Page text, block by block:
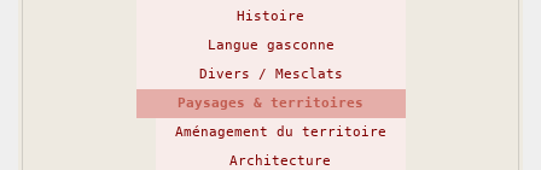
Histoire
Langue gasconne
Divers / Mesclats
Paysages & territoires
Aménagement du territoire
Architecture